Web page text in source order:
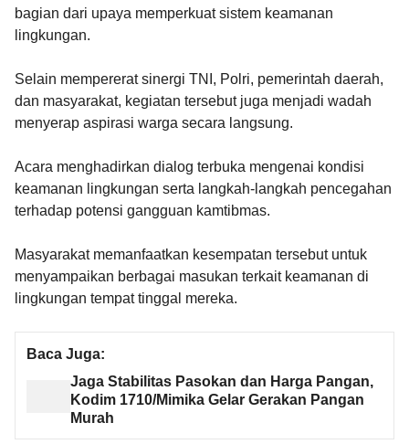
bagian dari upaya memperkuat sistem keamanan
lingkungan.
Selain mempererat sinergi TNI, Polri, pemerintah daerah,
dan masyarakat, kegiatan tersebut juga menjadi wadah
menyerap aspirasi warga secara langsung.
Acara menghadirkan dialog terbuka mengenai kondisi
keamanan lingkungan serta langkah-langkah pencegahan
terhadap potensi gangguan kamtibmas.
Masyarakat memanfaatkan kesempatan tersebut untuk
menyampaikan berbagai masukan terkait keamanan di
lingkungan tempat tinggal mereka.
Baca Juga:
Jaga Stabilitas Pasokan dan Harga Pangan,
Kodim 1710/Mimika Gelar Gerakan Pangan
Murah